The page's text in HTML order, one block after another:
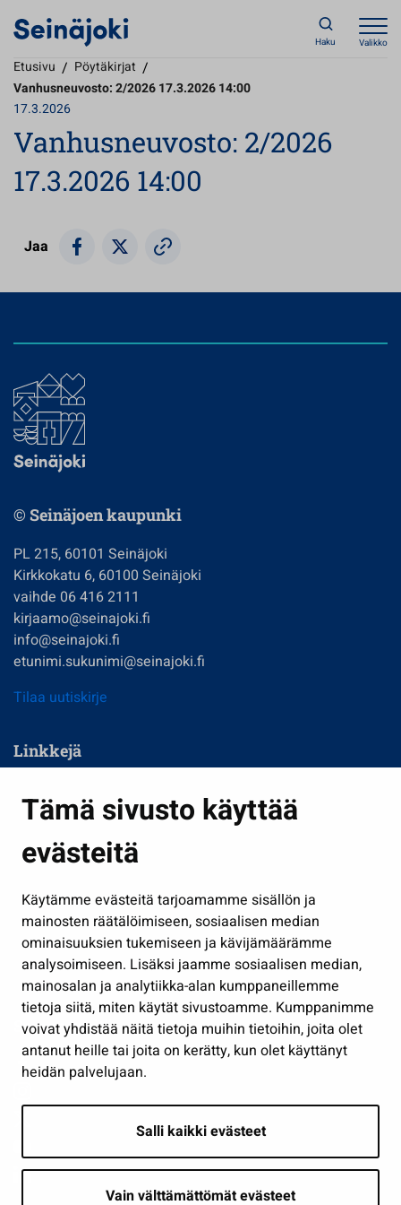
Tämä sivusto käyttää
evästeitä
Käytämme evästeitä tarjoamamme sisällön ja
mainosten räätälöimiseen, sosiaalisen median
ominaisuuksien tukemiseen ja kävijämäärämme
analysoimiseen. Lisäksi jaamme sosiaalisen median,
mainosalan ja analytiikka-alan kumppaneillemme
tietoja siitä, miten käytät sivustoamme. Kumppanimme
voivat yhdistää näitä tietoja muihin tietoihin, joita olet
antanut heille tai joita on kerätty, kun olet käyttänyt
heidän palvelujaan.
Salli kaikki evästeet
Vain välttämättömät evästeet
Haku Valikko
Etusivu / Pöytäkirjat /
Vanhusneuvosto: 2/2026 17.3.2026 14:00
17.3.2026
Vanhusneuvosto: 2/2026
17.3.2026 14:00
Jaa
© Seinäjoen kaupunki
PL 215, 60101 Seinäjoki
Kirkkokatu 6, 60100 Seinäjoki
vaihde 06 416 2111
kirjaamo@seinajoki.fi
info@seinajoki.fi
etunimi.sukunimi@seinajoki.fi
Tilaa uutiskirje
Linkkejä
Kasvatus ja opetus
Kulttuuri ja liikunta
Työ ja yrittäminen
Osallistu ja asioi
Näytä omat evästeasetukseni
Seuraa meitä